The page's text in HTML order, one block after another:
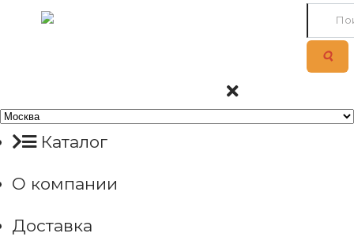
Каталог
О компании
Доставка